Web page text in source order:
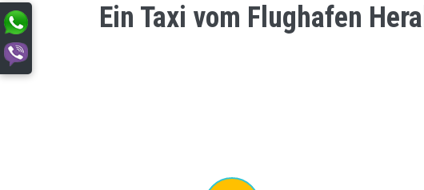
Ein Taxi vom Flughafen